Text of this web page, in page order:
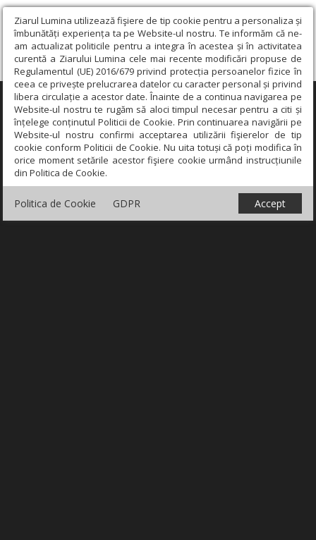
Ziarul Lumina utilizează fişiere de tip cookie pentru a personaliza și
îmbunătăți experiența ta pe Website-ul nostru. Te informăm că ne-
am actualizat politicile pentru a integra în acestea și în activitatea
curentă a Ziarului Lumina cele mai recente modificări propuse de
Regulamentul (UE) 2016/679 privind protecția persoanelor fizice în
ceea ce privește prelucrarea datelor cu caracter personal și privind
libera circulație a acestor date. Înainte de a continua navigarea pe
Website-ul nostru te rugăm să aloci timpul necesar pentru a citi și
înțelege conținutul Politicii de Cookie. Prin continuarea navigării pe
Website-ul nostru confirmi acceptarea utilizării fişierelor de tip
cookie conform Politicii de Cookie. Nu uita totuși că poți modifica în
orice moment setările acestor fişiere cookie urmând instrucțiunile
din Politica de Cookie.
Politica de Cookie GDPR Accept
×